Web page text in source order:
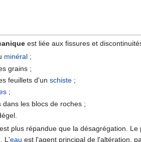
est liée aux fissures et
minéral;
grains ;
feuillets d'un schiste;
;
les blocs de roches ;
est plus répandue que la désagrégation.
L'eau est l'agent principal de l'altération,